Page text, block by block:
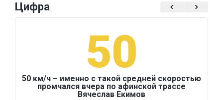
Цифра
50
50 км/ч – именно с такой средней скоростью
промчался вчера по афинской трассе
Вячеслав Екимов